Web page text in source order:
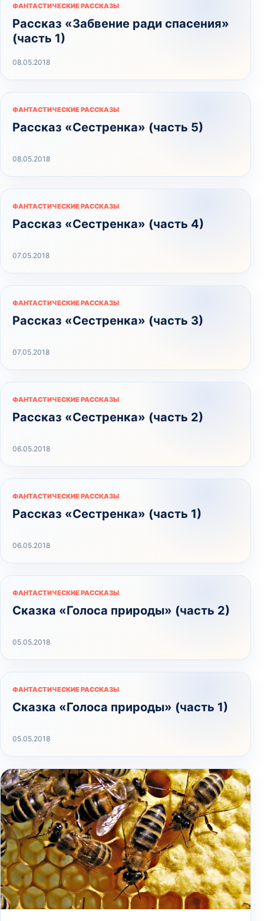
ФАНТАСТИЧЕСКИЕ РАССКАЗЫ
Рассказ «Забвение ради спасения»
(часть 1)
08.05.2018
ФАНТАСТИЧЕСКИЕ РАССКАЗЫ
Рассказ «Сестренка» (часть 5)
08.05.2018
ФАНТАСТИЧЕСКИЕ РАССКАЗЫ
Рассказ «Сестренка» (часть 4)
07.05.2018
ФАНТАСТИЧЕСКИЕ РАССКАЗЫ
Рассказ «Сестренка» (часть 3)
07.05.2018
ФАНТАСТИЧЕСКИЕ РАССКАЗЫ
Рассказ «Сестренка» (часть 2)
06.05.2018
ФАНТАСТИЧЕСКИЕ РАССКАЗЫ
Рассказ «Сестренка» (часть 1)
06.05.2018
ФАНТАСТИЧЕСКИЕ РАССКАЗЫ
Сказка «Голоса природы» (часть 2)
05.05.2018
ФАНТАСТИЧЕСКИЕ РАССКАЗЫ
Сказка «Голоса природы» (часть 1)
05.05.2018